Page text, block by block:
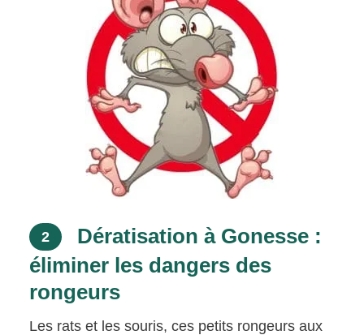
2
Dératisation à Gonesse :
éliminer les dangers des
rongeurs
Les rats et les souris, ces petits rongeurs aux